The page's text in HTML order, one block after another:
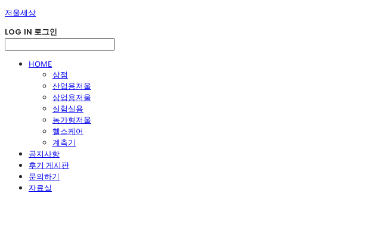
저울세상
LOG IN 로그인
HOME
상점
산업용저울
상업용저울
실험실용
농가형저울
헬스케어
계측기
공지사항
후기 게시판
문의하기
자료실